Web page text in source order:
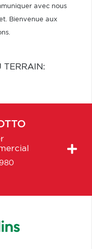
avec nous
Bienvenue aux
TERRAIN: